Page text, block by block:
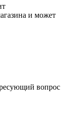
и может
вопрос